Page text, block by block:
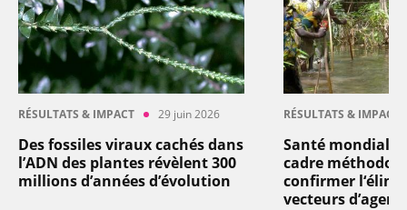
RÉSULTATS & IMPACT 29 juin 2026
Des fossiles viraux cachés dans
l’ADN des plantes révèlent 300
millions d’années d’évolution
RÉSULTATS & IMPACT
Santé mondiale
cadre
confirmer
vecteurs